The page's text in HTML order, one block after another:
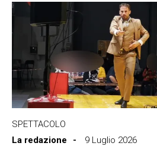
SPETTACOLO
La redazione
9 Luglio 2026